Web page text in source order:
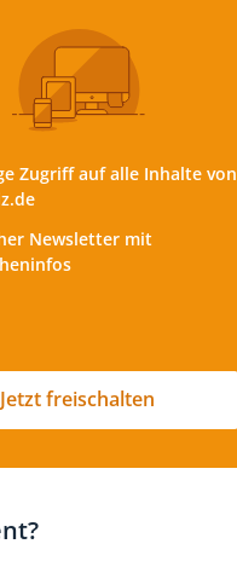
Zugriff auf alle Inhalte von
Newsletter mit
Jetzt freischalten